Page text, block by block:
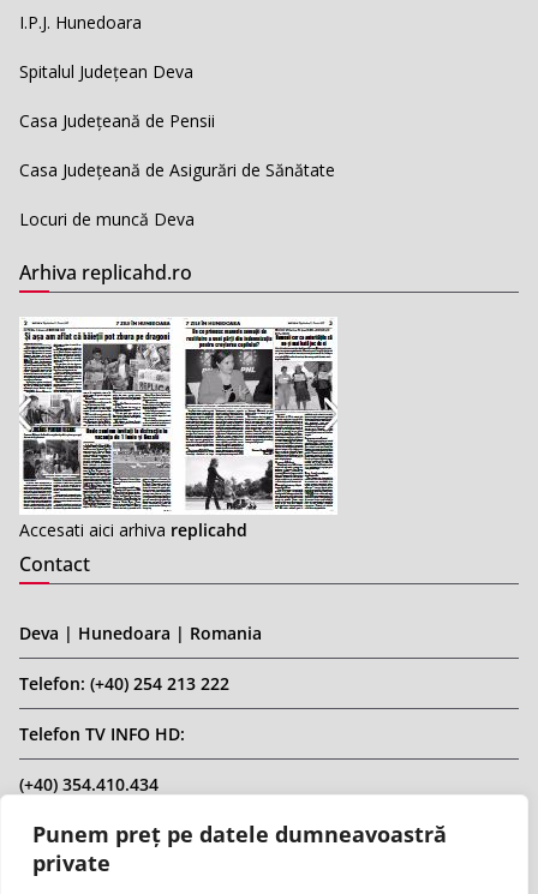
Punem preț pe datele dumneavoastră
private
I.P.J. Hunedoara
Spitalul Județean Deva
Casa Județeană de Pensii
Casa Județeană de Asigurări de Sănătate
Locuri de muncă Deva
Arhiva replicahd.ro
Accesati aici arhiva replicahd
Contact
Deva | Hunedoara | Romania
Telefon: (+40) 254 213 222
Telefon TV INFO HD:
(+40) 354.410.434
Email: infohd20@gmail.com